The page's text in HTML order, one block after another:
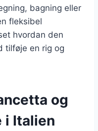
bagning eller
fleksibel
hvordan den
tilføje en rig og
og
i Italien